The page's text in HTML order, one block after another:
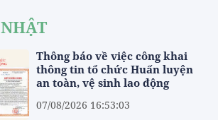
Thông báo về việc công khai
thông tin tổ chức Huấn luyện
an toàn, vệ sinh lao động
07/08/2026 16:53:03